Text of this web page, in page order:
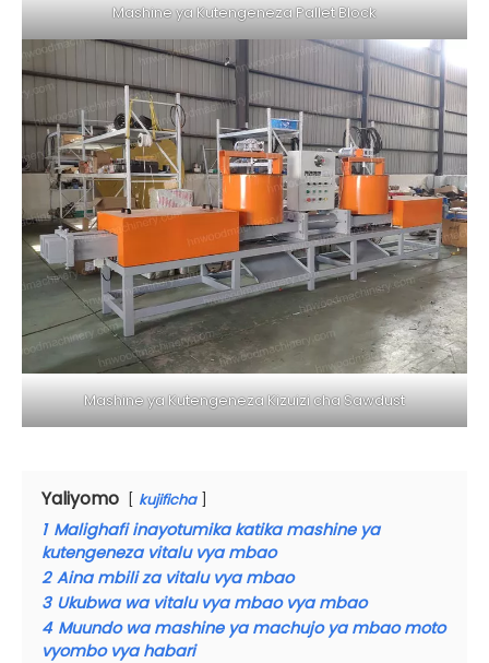
Mashine ya Kutengeneza Pallet Block
Mashine ya Kutengeneza Kizuizi cha Sawdust
Yaliyomo kujificha
1 Malighafi inayotumika katika mashine ya
kutengeneza vitalu vya mbao
2 Aina mbili za vitalu vya mbao
3 Ukubwa wa vitalu vya mbao vya mbao
4 Muundo wa mashine ya machujo ya mbao moto
vyombo vya habari